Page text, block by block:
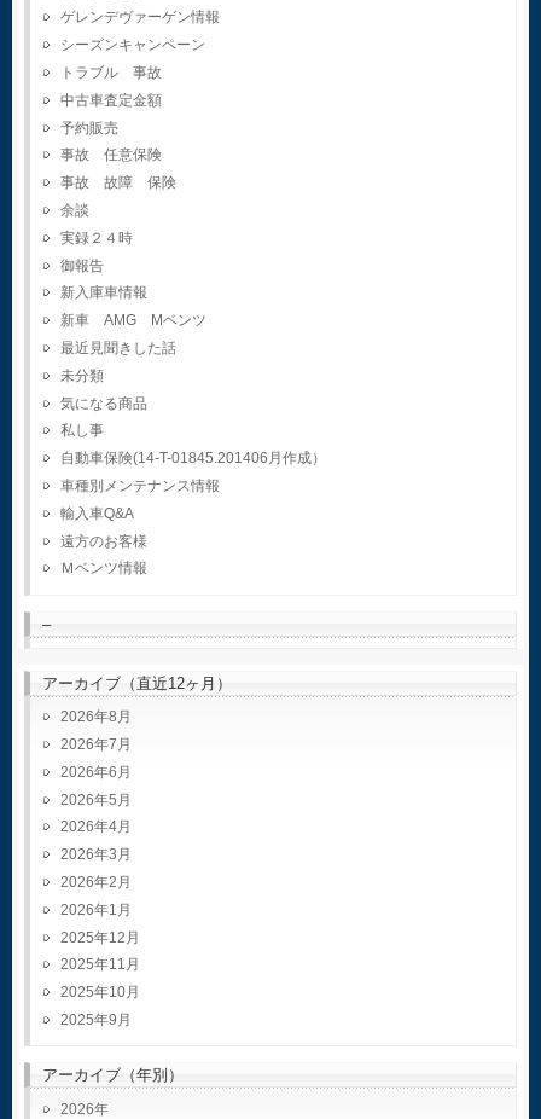
ゲレンデヴァーゲン情報
シーズンキャンペーン
トラブル 事故
中古車査定金額
予約販売
事故 任意保険
事故 故障 保険
余談
実録２４時
御報告
新入庫車情報
新車 AMG Mベンツ
最近見聞きした話
未分類
気になる商品
私し事
自動車保険(14-T-01845.201406月作成）
車種別メンテナンス情報
輸入車Q&A
遠方のお客様
Ｍベンツ情報
–
アーカイブ（直近12ヶ月）
2026年8月
2026年7月
2026年6月
2026年5月
2026年4月
2026年3月
2026年2月
2026年1月
2025年12月
2025年11月
2025年10月
2025年9月
アーカイブ（年別）
2026